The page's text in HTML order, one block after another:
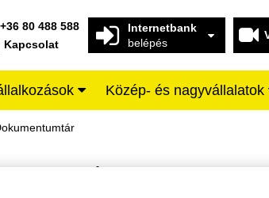
+36 80 488 588
Kapcsolat
Internetbank
belépés
Közép- és nagyvállalatok
BANK